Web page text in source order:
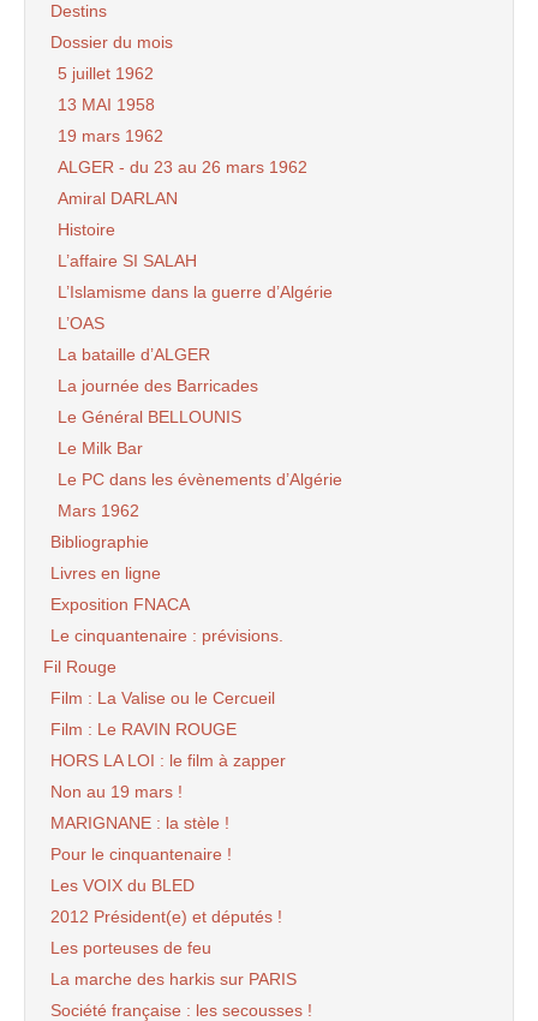
Destins
Dossier du mois
5 juillet 1962
13 MAI 1958
19 mars 1962
ALGER - du 23 au 26 mars 1962
Amiral DARLAN
Histoire
L’affaire SI SALAH
L’Islamisme dans la guerre d’Algérie
L’OAS
La bataille d’ALGER
La journée des Barricades
Le Général BELLOUNIS
Le Milk Bar
Le PC dans les évènements d’Algérie
Mars 1962
Bibliographie
Livres en ligne
Exposition FNACA
Le cinquantenaire : prévisions.
Fil Rouge
Film : La Valise ou le Cercueil
Film : Le RAVIN ROUGE
HORS LA LOI : le film à zapper
Non au 19 mars !
MARIGNANE : la stèle !
Pour le cinquantenaire !
Les VOIX du BLED
2012 Président(e) et députés !
Les porteuses de feu
La marche des harkis sur PARIS
Société française : les secousses !